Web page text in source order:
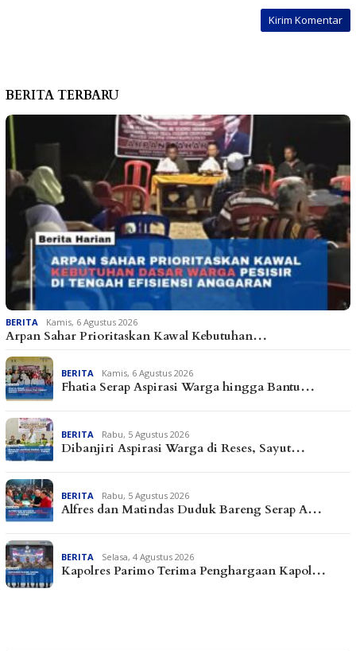
BERITA TERBARU
BERITA Kamis, 6 Agustus 2026
Arpan Sahar Prioritaskan Kawal Kebutuhan…
BERITA Kamis, 6 Agustus 2026
Fhatia Serap Aspirasi Warga hingga Bantu…
BERITA Rabu, 5 Agustus 2026
Dibanjiri Aspirasi Warga di Reses, Sayut…
BERITA Rabu, 5 Agustus 2026
Alfres dan Matindas Duduk Bareng Serap A…
BERITA Selasa, 4 Agustus 2026
Kapolres Parimo Terima Penghargaan Kapol…